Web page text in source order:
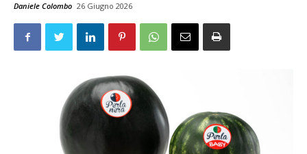
Daniele Colombo 26 Giugno 2026